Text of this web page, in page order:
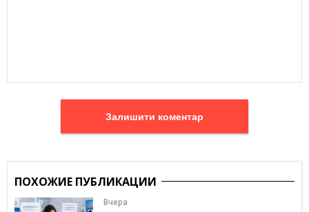
Залишити коментар
ПОХОЖИЕ ПУБЛИКАЦИИ
Вчера